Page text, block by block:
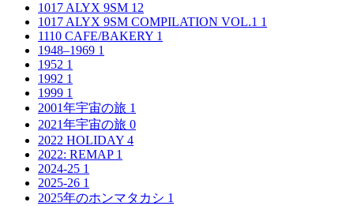
1017 ALYX 9SM 12
1017 ALYX 9SM COMPILATION VOL.1 1
1110 CAFE/BAKERY 1
1948–1969 1
1952 1
1992 1
1999 1
2001年宇宙の旅 1
2021年宇宙の旅 0
2022 HOLIDAY 4
2022: REMAP 1
2024-25 1
2025-26 1
2025年のホンマタカシ 1